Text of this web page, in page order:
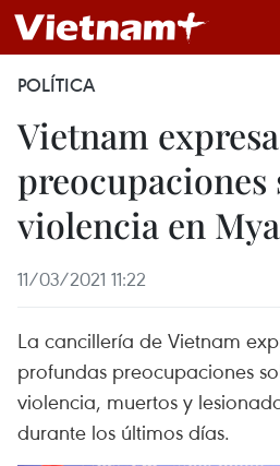
POLÍTICA
Vietnam expresa
preocupaciones
violencia en
11/03/2021 11:22
La cancillería de Vietnam
profundas preocupaciones
violencia, muertos y
durante los últimos días.